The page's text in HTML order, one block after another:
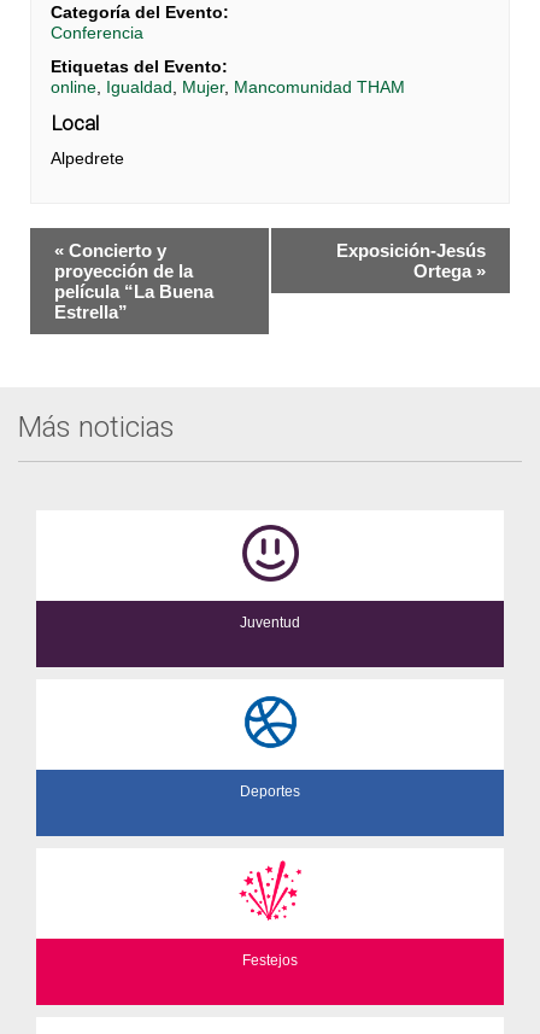
Categoría del Evento:
Conferencia
Etiquetas del Evento:
online, Igualdad Mujer, Mancomunidad THAM
Local
Alpedrete
Navegación
del
Evento
« Concierto y
proyección de la
película “La Buena
Estrella”
Exposición-Jesús
Ortega »
Más noticias
Juventud
Deportes
Festejos